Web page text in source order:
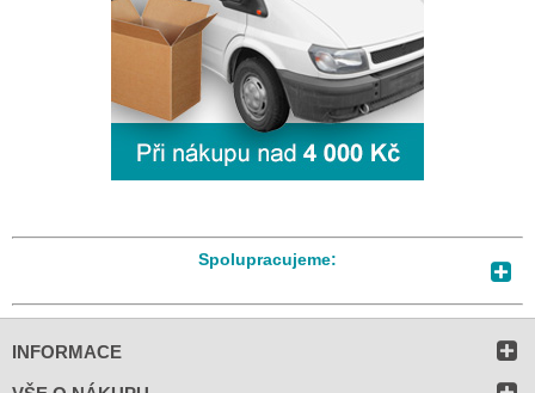
Spolupracujeme:
INFORMACE